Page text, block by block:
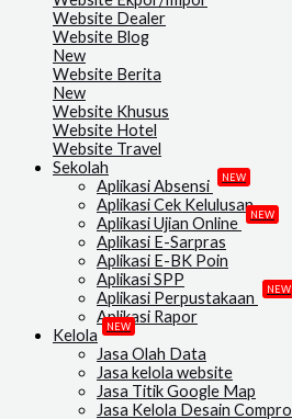
Website Dealer
Website Blog
New
Website Berita
New
Website Khusus
Website Hotel
Website Travel
Sekolah
Aplikasi Absensi
NEW
Aplikasi Cek Kelulusan
Aplikasi Ujian Online
NEW
Aplikasi E-Sarpras
Aplikasi E-BK Poin
Aplikasi SPP
Aplikasi Perpustakaan
NEW
Aplikasi Rapor
Kelola
NEW
Jasa Olah Data
Jasa kelola website
Jasa Titik Google Map
Jasa Kelola Desain Compro